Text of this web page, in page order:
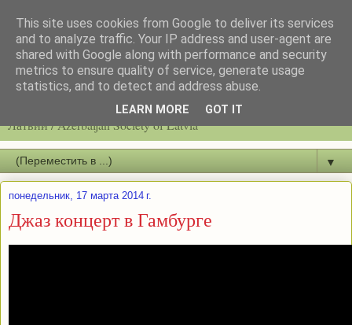
Latvijas azerbaidžāņu biedrību / Общество азербайджанцев
Латвии / Azerbaijan Society of Latvia
▼
понедельник, 17 марта 2014 г.
Джаз концерт в Гамбурге
This site uses cookies from Google to deliver its services
and to analyze traffic. Your IP address and user-agent are
shared with Google along with performance and security
metrics to ensure quality of service, generate usage
statistics, and to detect and address abuse.
LEARN MORE GOT IT